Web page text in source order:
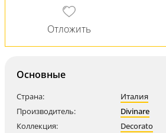
Основные
Страна:
Италия
Производитель:
Divinare
Коллекция:
Decorato